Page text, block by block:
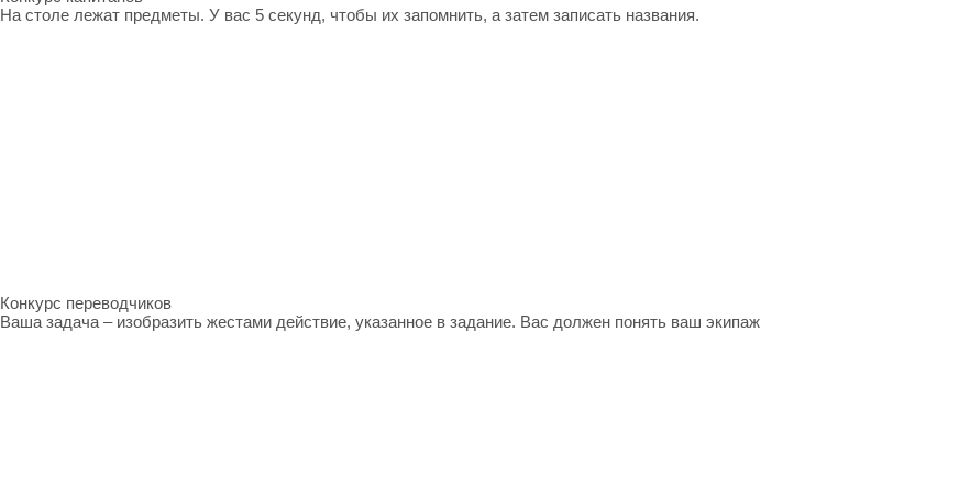
На столе лежат предметы. У вас 5 секунд, чтобы их запомнить, а затем записать названия.
Конкурс переводчиков
Ваша задача – изобразить жестами действие, указанное в задание. Вас должен понять ваш экипаж